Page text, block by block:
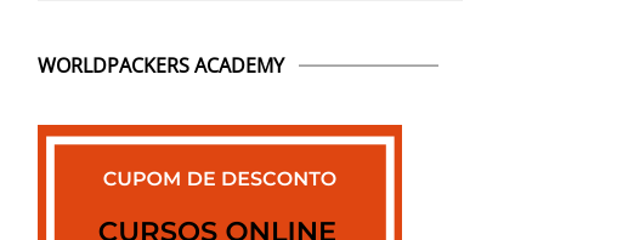
WORLDPACKERS ACADEMY